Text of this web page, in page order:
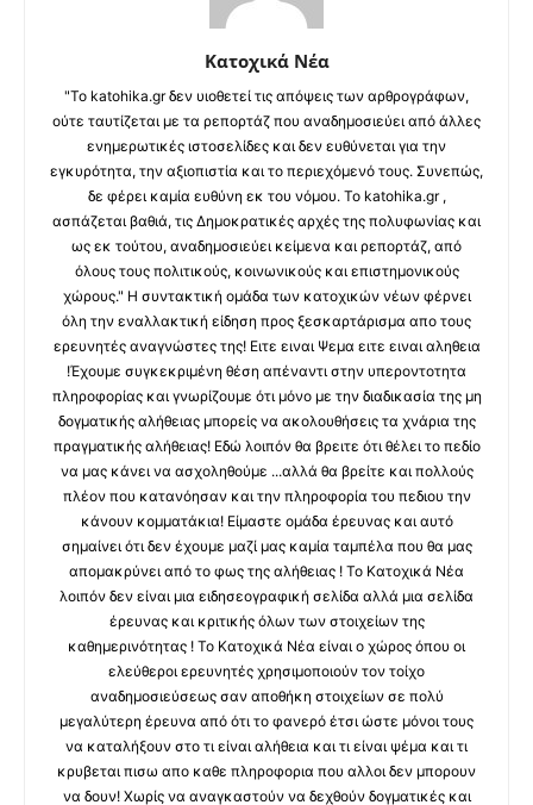
Κατοχικά Νέα
"Το katohika.gr δεν υιοθετεί τις απόψεις των αρθρογράφων,
ούτε ταυτίζεται με τα ρεπορτάζ που αναδημοσιεύει από άλλες
ενημερωτικές ιστοσελίδες και δεν ευθύνεται για την
εγκυρότητα, την αξιοπιστία και το περιεχόμενό τους. Συνεπώς,
δε φέρει καμία ευθύνη εκ του νόμου. Το katohika.gr ,
ασπάζεται βαθιά, τις Δημοκρατικές αρχές της πολυφωνίας και
ως εκ τούτου, αναδημοσιεύει κείμενα και ρεπορτάζ, από
όλους τους πολιτικούς, κοινωνικούς και επιστημονικούς
χώρους." Η συντακτική ομάδα των κατοχικών νέων φέρνει
όλη την εναλλακτική είδηση προς ξεσκαρτάρισμα απο τους
ερευνητές αναγνώστες της! Ειτε ειναι Ψεμα ειτε ειναι αληθεια
!Έχουμε συγκεκριμένη θέση απέναντι στην υπεροντοτητα
πληροφορίας και γνωρίζουμε ότι μόνο με την διαδικασία της μη
δογματικής αλήθειας μπορείς να ακολουθήσεις τα χνάρια της
πραγματικής αλήθειας! Εδώ λοιπόν θα βρειτε ότι θέλει το πεδίο
να μας κάνει να ασχοληθούμε ...αλλά θα βρείτε και πολλούς
πλέον που κατανόησαν και την πληροφορία του πεδιου την
κάνουν κομματάκια! Είμαστε ομάδα έρευνας και αυτό
σημαίνει ότι δεν έχουμε μαζί μας καμία ταμπέλα που θα μας
απομακρύνει από το φως της αλήθειας ! Το Κατοχικά Νέα
λοιπόν δεν είναι μια ειδησεογραφική σελίδα αλλά μια σελίδα
έρευνας και κριτικής όλων των στοιχείων της
καθημερινότητας ! Το Κατοχικά Νέα είναι ο χώρος όπου οι
ελεύθεροι ερευνητές χρησιμοποιούν τον τοίχο
αναδημοσιεύσεως σαν αποθήκη στοιχείων σε πολύ
μεγαλύτερη έρευνα από ότι το φανερό έτσι ώστε μόνοι τους
να καταλήξουν στο τι είναι αλήθεια και τι είναι ψέμα και τι
κρυβεται πισω απο καθε πληροφορια που αλλοι δεν μπορουν
να δουν! Χωρίς να αναγκαστούν να δεχθούν δογματικές και